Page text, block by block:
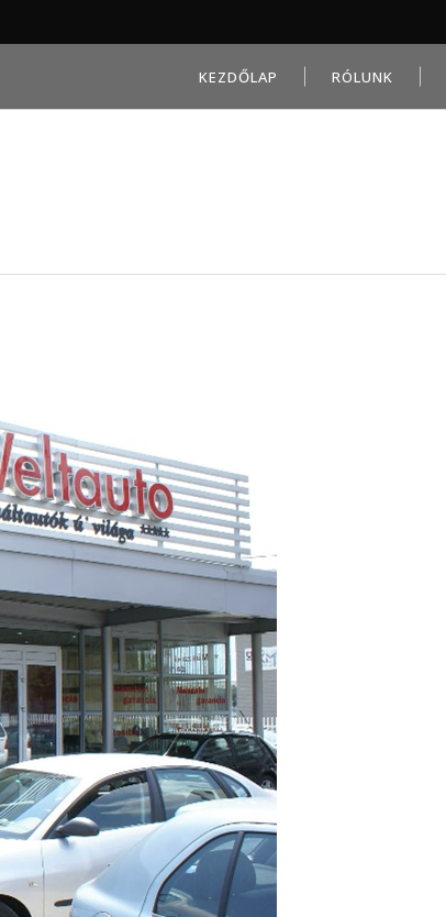
KEZDŐLAP RÓLUNK